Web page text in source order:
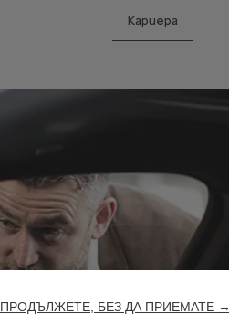
Кариера
ПРОДЪЛЖЕТЕ, БЕЗ ДА ПРИЕМАТЕ →